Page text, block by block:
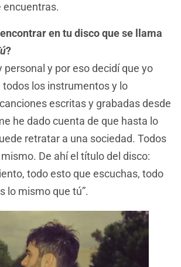
encuentras.
en tu disco que se llama
?
personal y por eso decidí que yo
los instrumentos y lo
escritas y grabadas desde
he dado cuenta de que hasta lo
retratar a una sociedad. Todos
De ahí el título del disco:
todo esto que escuchas, todo
lo mismo que tú”.